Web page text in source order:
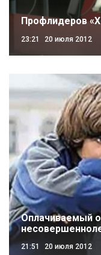
Профлидеров
23:21 20 июля 2012
Оплачиваемый
21:51 20 июля 2012